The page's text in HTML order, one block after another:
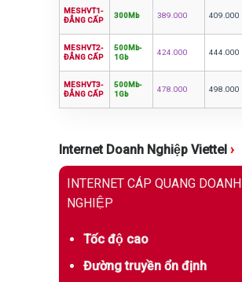
MESHVT1-
ĐẲNG CẤP
300Mb 389.000 409.000
MESHVT2-
ĐẲNG CẤP
500Mb-
1Gb
424.000 444.000
MESHVT3-
ĐẲNG CẤP
500Mb-
1Gb
478.000 498.000
Internet Doanh Nghiệp Viettel ›
INTERNET CÁP QUANG DOANH
NGHIỆP
Tốc độ cao
Đường truyền ổn định